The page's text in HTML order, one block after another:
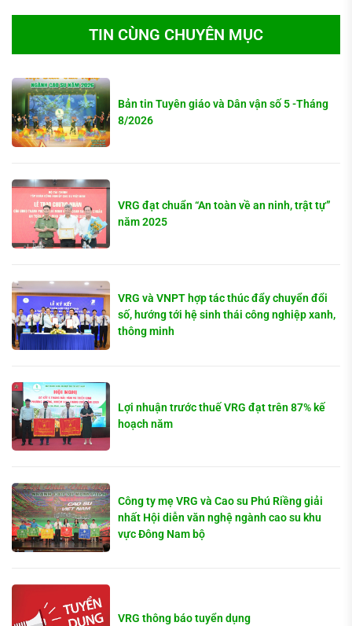
TIN CÙNG CHUYÊN MỤC
Bản tin Tuyên giáo và Dân vận số 5 -Tháng
8/2026
VRG đạt chuẩn “An toàn về an ninh, trật tự”
năm 2025
VRG và VNPT hợp tác thúc đẩy chuyển đổi
số, hướng tới hệ sinh thái công nghiệp xanh,
thông minh
Lợi nhuận trước thuế VRG đạt trên 87% kế
hoạch năm
Công ty mẹ VRG và Cao su Phú Riềng giải
nhất Hội diễn văn nghệ ngành cao su khu
vực Đông Nam bộ
VRG thông báo tuyển dụng